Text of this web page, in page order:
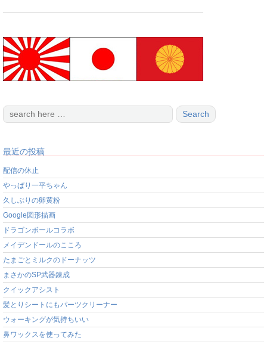
最近の投稿
配信の休止
やっぱり一平ちゃん
久しぶりの卵黄粉
Google図形描画
ドラゴンボールコラボ
メイデンドールのこころ
たまごとミルクのドーナッツ
まさかのSP武器錬成
クイックアシスト
髪とりシートにもパーツクリーナー
ウォーキングが気持ちいい
鼻ワックスを使ってみた